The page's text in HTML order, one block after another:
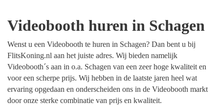
Videobooth huren in Schagen
Wenst u een Videobooth te huren in Schagen? Dan bent u bij
FlitsKoning.nl aan het juiste adres. Wij bieden namelijk
Videobooth´s aan in o.a. Schagen van een zeer hoge kwaliteit en
voor een scherpe prijs. Wij hebben in de laatste jaren heel wat
ervaring opgedaan en onderscheiden ons in de Videobooth markt
door onze sterke combinatie van prijs en kwaliteit.